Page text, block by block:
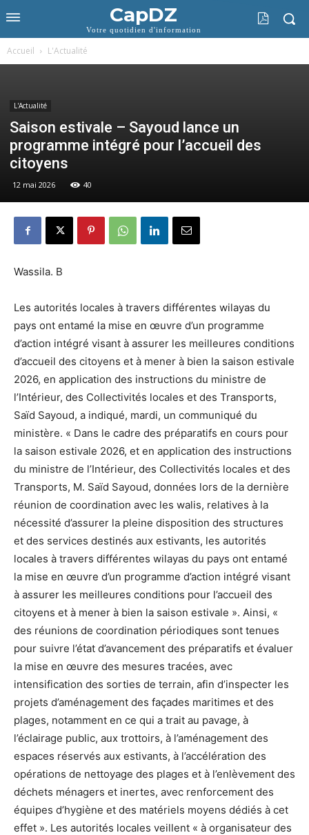
CapDZ
Votre quotidien d'information
Accueil L'Actualité
L'Actualité
Saison estivale – Sayoud lance un
programme intégré pour l’accueil des
citoyens
12 mai 2026 40
Wassila. B
Les autorités locales à travers différentes wilayas du
pays ont entamé la mise en œuvre d’un programme
d’action intégré visant à assurer les meilleures conditions
d’accueil des citoyens et à mener à bien la saison estivale
2026, en application des instructions du ministre de
l’Intérieur, des Collectivités locales et des Transports,
Saïd Sayoud, a indiqué, mardi, un communiqué du
ministère. « Dans le cadre des préparatifs en cours pour
la saison estivale 2026, et en application des instructions
du ministre de l’Intérieur, des Collectivités locales et des
Transports, M. Saïd Sayoud, données lors de la dernière
réunion de coordination avec les walis, relatives à la
nécessité d’assurer la pleine disposition des structures
et des services destinés aux estivants, les autorités
locales à travers différentes wilayas du pays ont entamé
la mise en œuvre d’un programme d’action intégré visant
à assurer les meilleures conditions pour l’accueil des
citoyens et à mener à bien la saison estivale ». Ainsi, «
des réunions de coordination périodiques sont tenues
pour suivre l’état d’avancement des préparatifs et évaluer
la mise en œuvre des mesures tracées, avec
intensification des sorties de terrain, afin d’inspecter les
projets d’aménagement des façades maritimes et des
plages, notamment en ce qui a trait au pavage, à
l’éclairage public, aux trottoirs, à l’aménagement des
espaces réservés aux estivants, à l’accélération des
opérations de nettoyage des plages et à l’enlèvement des
déchets ménagers et inertes, avec renforcement des
équipes d’hygiène et des matériels moyens dédiés à cet
effet ». Les autorités locales veillent « à organisateur des